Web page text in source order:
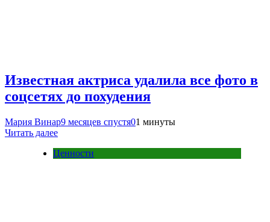
Известная актриса удалила все фото в
соцсетях до похудения
Мария Винар9 месяцев спустя01 минуты
Читать далее
Ценности